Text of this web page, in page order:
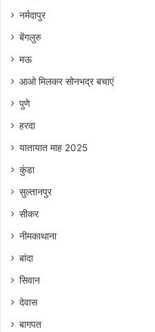
नर्मदापुर
बेंगलुरु
मऊ
आओ मिलकर सोनभद्र बचाएं
पुणे
हरदा
यातायात माह 2025
कुंडा
सुल्तानपुर
सीकर
नीमकाथाना
बांदा
सिवान
देवास
बागपत